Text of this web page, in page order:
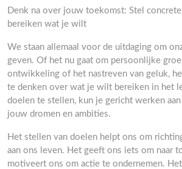
Denk na over jouw toekomst: Stel
bereiken wat je wilt
We staan allemaal voor de uitdaging om
geven. Of het nu gaat om persoonlijke
ontwikkeling of het nastreven van geluk,
te denken over wat je wilt bereiken in het
doelen te stellen, kun je gericht werken
jouw dromen en ambities.
Het stellen van doelen helpt ons om
aan ons leven. Het geeft ons iets om naar
motiveert ons om actie te ondernemen.